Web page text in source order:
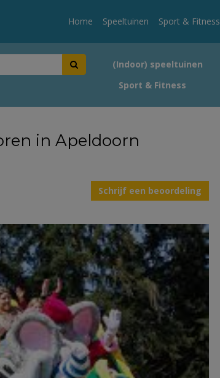
Home Speeltuinen Sport & Fitness
(Indoor) speeltuinen
Sport & Fitness
in Apeldoorn
Schrijf een beoordeling